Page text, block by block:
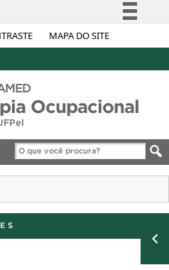
MAPA DO SITE
Simplifique!
Acesso à informação
Legislação
Canais
Ocupacional